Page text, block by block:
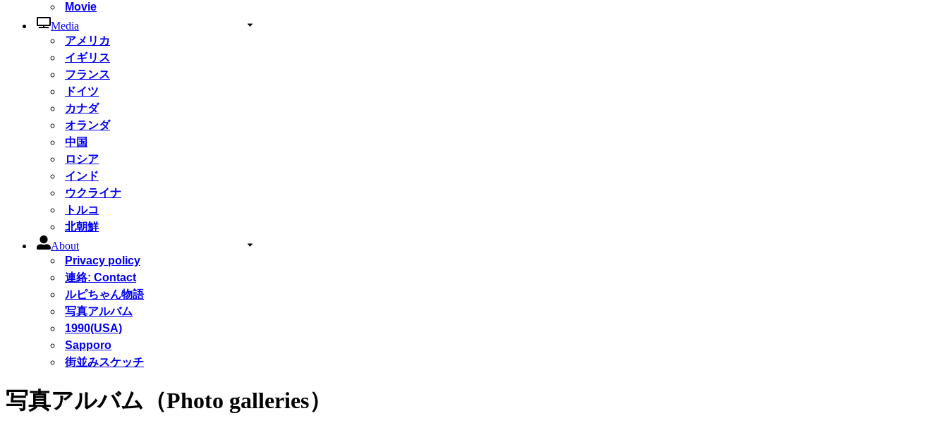
Movie
Media
アメリカ
イギリス
フランス
ドイツ
カナダ
オランダ
中国
ロシア
インド
ウクライナ
トルコ
北朝鮮
About
Privacy policy
連絡: Contact
ルピちゃん物語
写真アルバム
1990(USA)
Sapporo
街並みスケッチ
写真アルバム（Photo galleries）